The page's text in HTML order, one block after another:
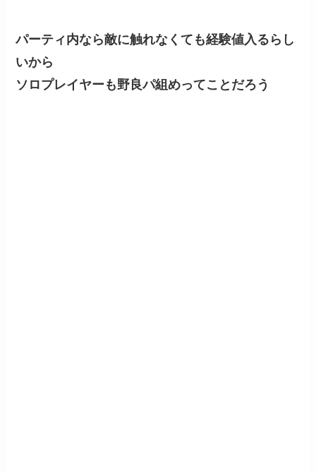
パーティ内なら敵に触れなくても経験値入るらし
いから
ソロプレイヤーも野良パ組めってことだろう